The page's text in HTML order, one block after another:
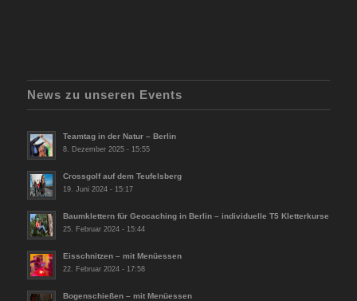
News zu unseren Events
Teamtag in der Natur – Berlin
8. Dezember 2025 - 15:55
Crossgolf auf dem Teufelsberg
19. Juni 2024 - 15:17
Baumklettern für Geocaching in Berlin – individuelle T5 Kletterkurse
25. Februar 2024 - 15:44
Eisschnitzen – mit Menüessen
22. Februar 2024 - 17:58
Bogenschießen – mit Menüessen